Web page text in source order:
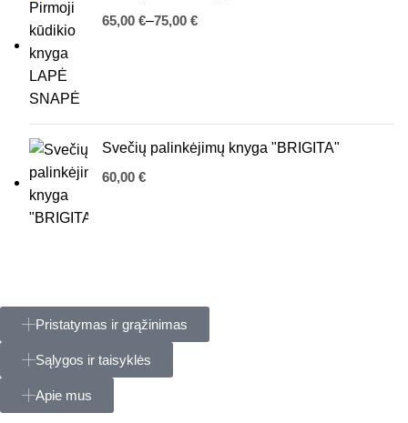
€
€
Svečių palinkėjimų knyga "BRIGITA"
€
Pristatymas ir grąžinimas
Sąlygos ir taisyklės
Apie mus